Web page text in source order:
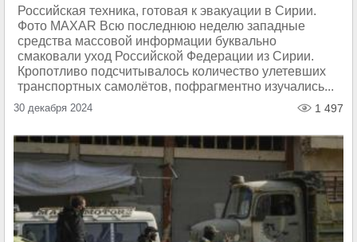
Российская техника, готовая к эвакуации в Сирии.
Фото MAXAR Всю последнюю неделю западные
средства массовой информации буквально
смаковали уход Российской Федерации из Сирии.
Кропотливо подсчитывалось количество улетевших
транспортных самолётов, пофрагментно изучались...
30 декабря 2024 1 497